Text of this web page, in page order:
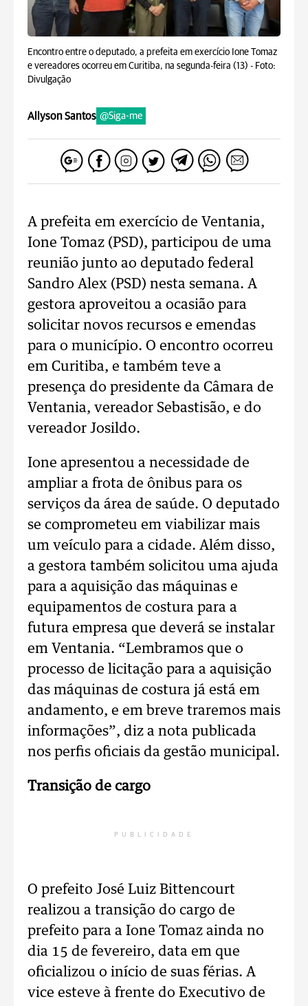
Encontro entre o deputado, a prefeita em exercício Ione Tomaz
e vereadores ocorreu em Curitiba, na segunda-feira (13) - Foto:
Divulgação
Allyson Santos @Siga-me
A prefeita em exercício de Ventania,
Ione Tomaz (PSD), participou de uma
reunião junto ao deputado federal
Sandro Alex (PSD) nesta semana. A
gestora aproveitou a ocasião para
solicitar novos recursos e emendas
para o município. O encontro ocorreu
em Curitiba, e também teve a
presença do presidente da Câmara de
Ventania, vereador Sebastisão, e do
vereador Josildo.
Ione apresentou a necessidade de
ampliar a frota de ônibus para os
serviços da área de saúde. O deputado
se comprometeu em viabilizar mais
um veículo para a cidade. Além disso,
a gestora também solicitou uma ajuda
para a aquisição das máquinas e
equipamentos de costura para a
futura empresa que deverá se instalar
em Ventania. “Lembramos que o
processo de licitação para a aquisição
das máquinas de costura já está em
andamento, e em breve traremos mais
informações”, diz a nota publicada
nos perfis oficiais da gestão municipal.
Transição de cargo
PUBLICIDADE
O prefeito José Luiz Bittencourt
realizou a transição do cargo de
prefeito para a Ione Tomaz ainda no
dia 15 de fevereiro, data em que
oficializou o início de suas férias. A
vice esteve à frente do Executivo de